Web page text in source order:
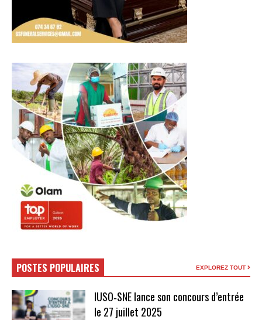
POSTES POPULAIRES EXPLOREZ TOUT
IUSO‑SNE lance son concours d’entrée
le 27 juillet 2025